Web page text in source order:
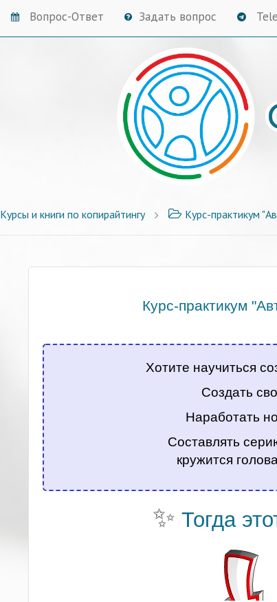
Вопрос-Ответ Задать вопрос
Курсы и книги по копирайтингу Курс-практикум "Авторский
Курс-практикум
Хотите научиться
Создать
Наработать
Составлять
кружится
✨ Тогда